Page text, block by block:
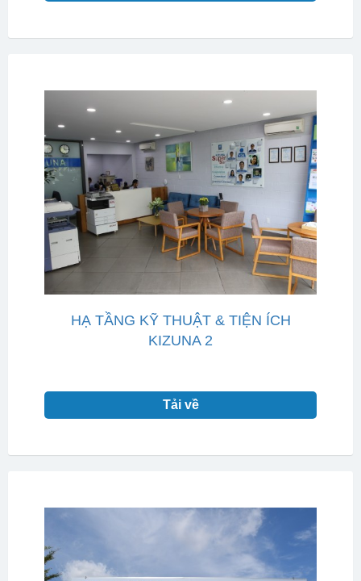
HẠ TẦNG KỸ THUẬT & TIỆN ÍCH
KIZUNA 2
Tải về